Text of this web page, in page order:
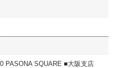
PASONA SQUARE ■大阪支店